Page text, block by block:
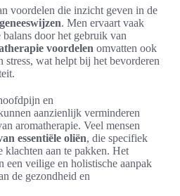
voordelen die inzicht geven in de
. Men ervaart vaak
door het gebruik van
voordelen omvatten ook
stress, wat helpt bij het bevorderen
en
aanzienlijk verminderen
aromatherapie. Veel mensen
essentiële oliën, die specifiek
klachten aan te pakken. Het
een veilige en holistische aanpak
de gezondheid en